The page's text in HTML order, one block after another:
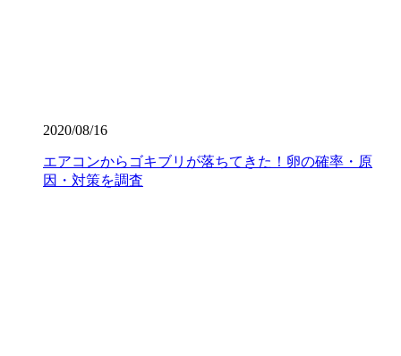
2020/08/16
エアコンからゴキブリが落ちてきた！卵の確率・原
因・対策を調査